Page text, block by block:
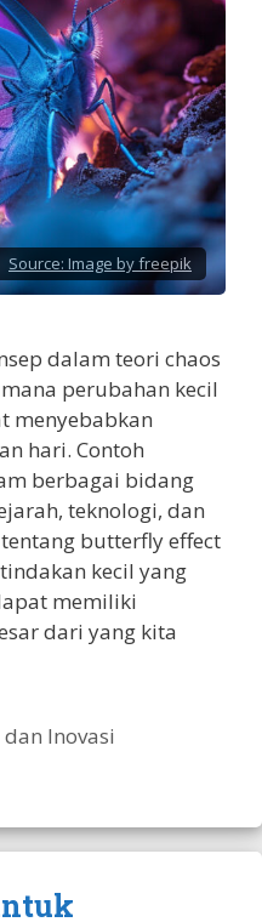
Source: Image by freepik
dalam teori chaos
perubahan kecil
menyebabkan
hari. Contoh
berbagai bidang
teknologi, dan
butterfly effect
kecil yang
memiliki
dari yang kita
Inovasi